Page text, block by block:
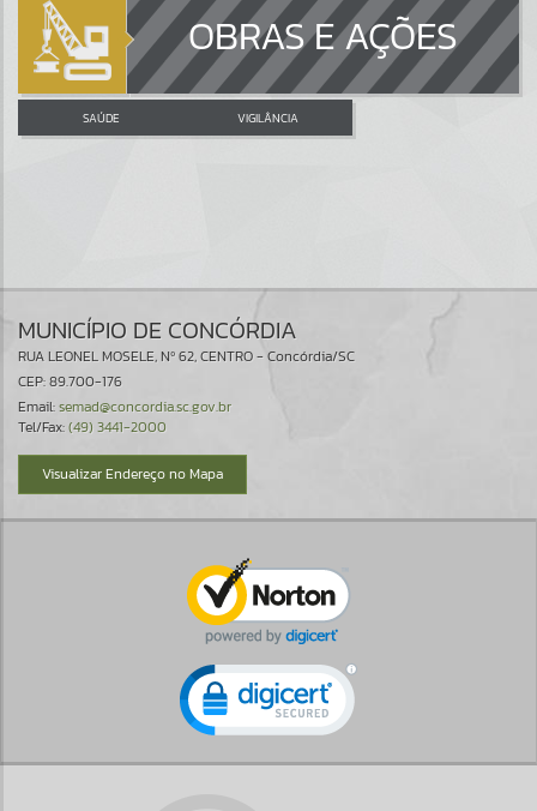
OBRAS E AÇÕES
SAÚDE VIGILÂNCIA
MUNICÍPIO DE CONCÓRDIA
RUA LEONEL MOSELE, Nº 62, CENTRO - Concórdia/SC
CEP: 89.700-176
Email:semad@concordia.sc.gov.br
Tel/Fax:(49) 3441-2000
Visualizar Endereço no Mapa